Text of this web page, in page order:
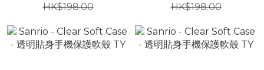
HK$198.00
HK$198.00